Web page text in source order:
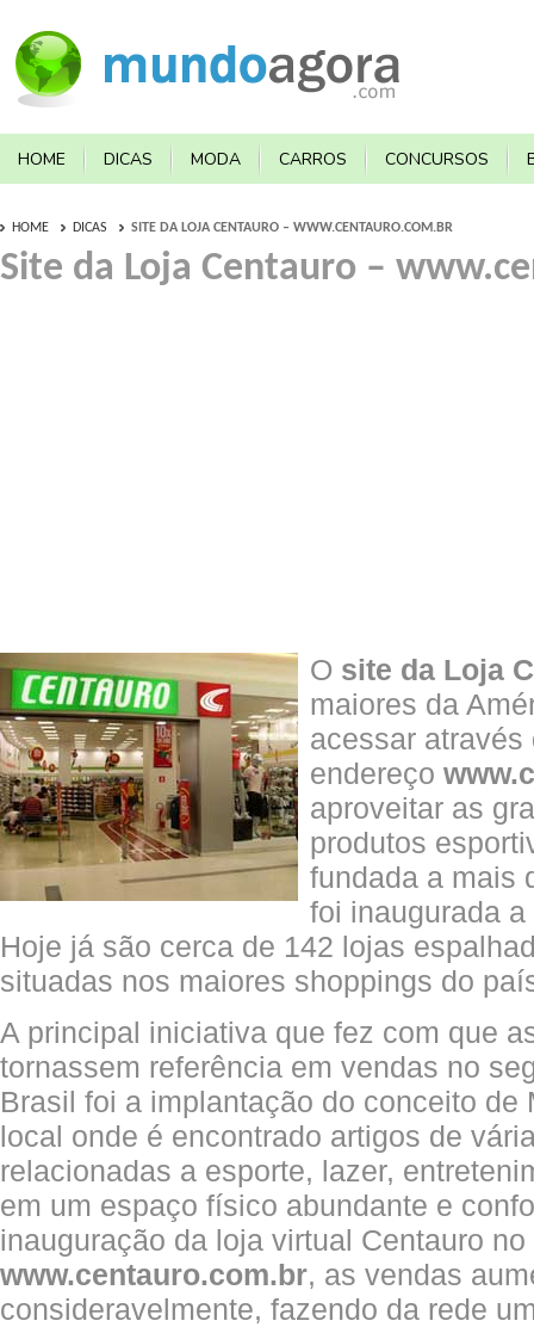
HOME DICAS MODA CARROS CONCURSOS
HOME DICAS SITE DA LOJA CENTAURO – WWW.CENTAURO.COM.BR
Site da Loja Centauro –
O site da Loja
maiores da
acessar através
endereço
aproveitar as
produtos
fundada a mais
foi inaugurada
Hoje já são cerca de 142 lojas
situadas nos maiores shoppings do
A principal iniciativa que fez com que
tornassem referência em vendas no
Brasil foi a implantação do conceito de
local onde é encontrado artigos de
relacionadas a esporte, lazer,
em um espaço físico abundante e
inauguração da loja virtual Centauro
www.centauro.com.br, as vendas
consideravelmente, fazendo da rede